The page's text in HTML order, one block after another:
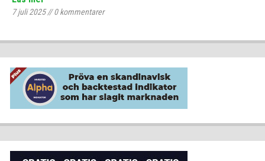
7 juli 2025//0kommentarer